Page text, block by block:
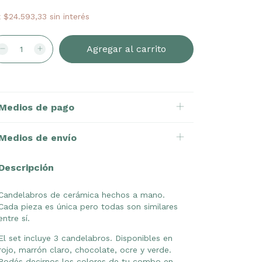
$24.593,33 sin interés
de pago
de envío
de cerámica hechos a mano.
pieza es única pero todas son similares
sí.
set incluye 3 candelabros. Disponibles en
marrón claro, chocolate, ocre y verde.